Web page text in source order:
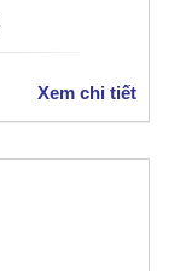
Xem chi tiết